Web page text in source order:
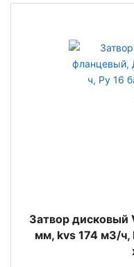
Затвор дисковый
мм, kvs 174 м3/ч,